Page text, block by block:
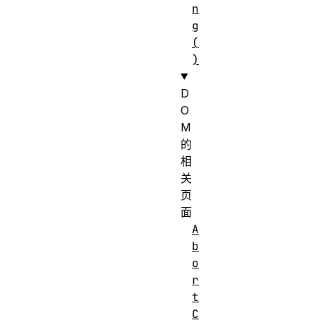
n
g
(
)
D
O
M
的
相
关
页
面
A
b
o
r
t
C